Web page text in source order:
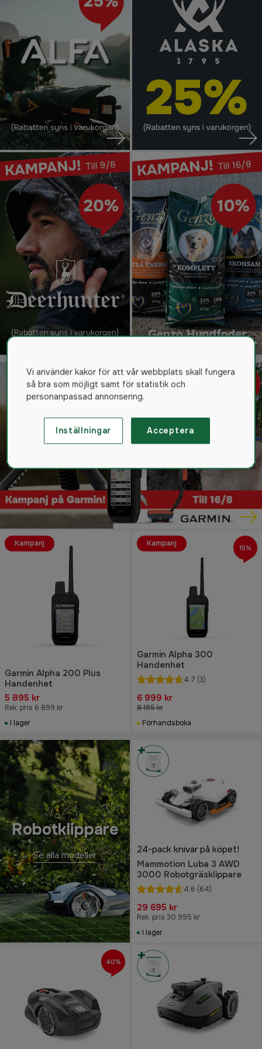
Garmin Alpha 200 Plus
Handenhet
5 895 kr
Rek. pris 6 899 kr
I lager
Kampanj
Garmin Alpha 300
Handenhet
4.7 (3)
6 999 kr
8 195 kr
Förhandsboka
Kampanj 15%
Robotklippare
Se alla modeller
24-pack knivar på köpet!
Mammotion Luba 3 AWD
3000 Robotgräsklippare
4.6 (64)
29 695 kr
Rek. pris 30 995 kr
I lager
40%
Vi använder kakor för att vår webbplats skall fungera
så bra som möjligt samt för statistik och
personanpassad annonsering.
Inställningar Acceptera